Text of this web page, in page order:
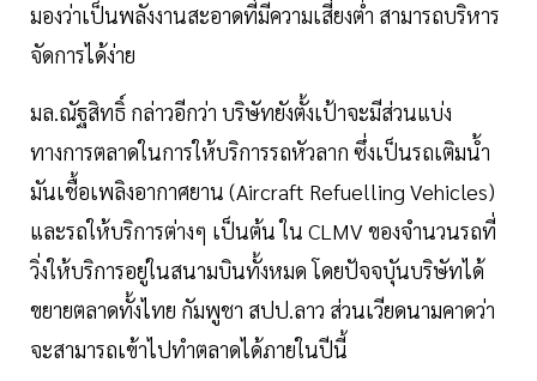
มองว่าเป็นพลังงานสะอาดที่มีความเสี่ยงต่ำ สามารถบริหาร
จัดการได้ง่าย
มล.ณัฐสิทธิ์ กล่าวอีกว่า บริษัทยังตั้งเป้าจะมีส่วนแบ่ง
ทางการตลาดในการให้บริการรถหัวลาก ซึ่งเป็นรถเติมนํ้า
มันเชื้อเพลิงอากาศยาน (Aircraft Refuelling Vehicles)
และรถให้บริการต่างๆ เป็นต้น ใน CLMV ของจำนวนรถที่
วิ่งให้บริการอยู่ในสนามบินทั้งหมด โดยปัจจบุันบริษัทได้
ขยายตลาดทั้งไทย กัมพูชา สปป.ลาว ส่วนเวียดนามคาดว่า
จะสามารถเข้าไปทำตลาดได้ภายในปีนี้